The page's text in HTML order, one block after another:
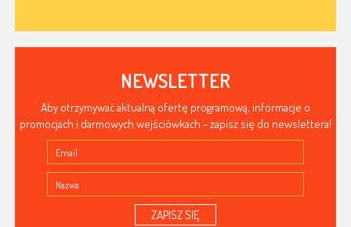
NEWSLETTER
Aby otrzymywać aktualną ofertę programową, informacje o
promocjach i darmowych wejściówkach - zapisz się do newslettera!
ZAPISZ SIĘ